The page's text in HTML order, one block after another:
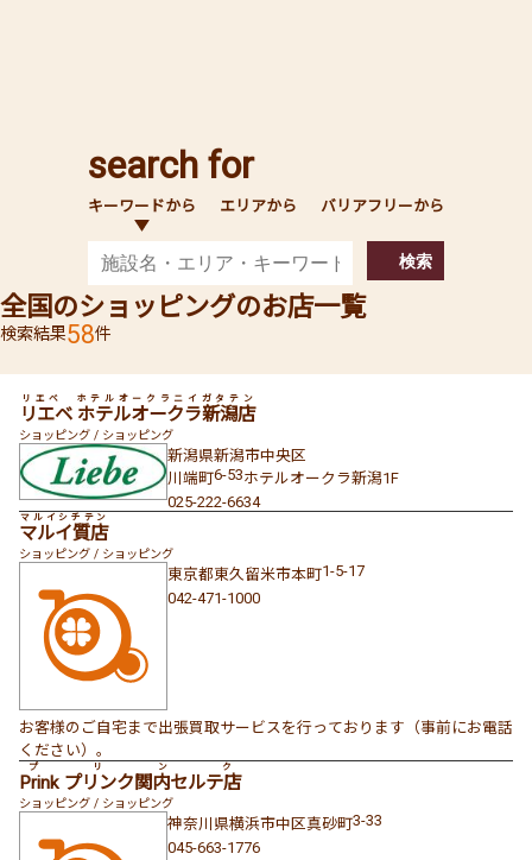
search for
キーワードから エリアから バリアフリーから
検索
全国のショッピングのお店一覧
検索結果58件
リエベ ホテルオークラ新潟店
リエベ ホテルオークラニイガタテン
ショッピング / ショッピング
新潟県新潟市中央区
川端町6-53ホテルオークラ新潟1F
025-222-6634
マルイ質店
マルイシチテン
ショッピング / ショッピング
東京都東久留米市本町1-5-17
042-471-1000
お客様のご自宅まで出張買取サービスを行っております（事前にお電話
ください）。
Prink プリンク関内セルテ店
プリンク
ショッピング / ショッピング
神奈川県横浜市中区真砂町3-33
045-663-1776